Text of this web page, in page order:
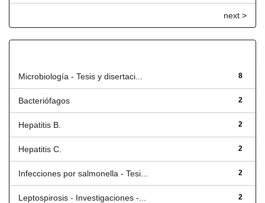
next >
8
Microbiología - Tesis y disertaci...
2
Bacteriófagos
2
Hepatitis B.
2
Hepatitis C.
2
Infecciones por salmonella - Tesi...
2
Leptospirosis - Investigaciones -...